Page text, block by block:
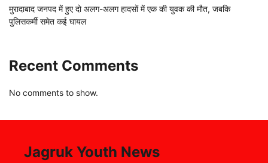
मुरादाबाद जनपद में हुए दो अलग-अलग हादसों में एक की युवक की मौत, जबकि
पुलिसकर्मी समेत कई घायल
Recent Comments
No comments to show.
Jagruk Youth News